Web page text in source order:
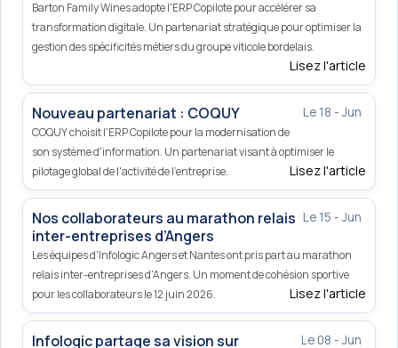
Barton Family Wines adopte l'ERP Copilote pour accélérer sa
transformation digitale. Un partenariat stratégique pour optimiser la
gestion des spécificités métiers du groupe viticole bordelais.
Lisez l'article
Le 18 - Jun
Nouveau partenariat : COQUY
COQUY choisit l'ERP Copilote pour la modernisation de
son système d'information. Un partenariat visant à optimiser le
pilotage global de l'activité de l'entreprise.
Lisez l'article
Le 15 - Jun
Nos collaborateurs au marathon relais
inter-entreprises d’Angers
Les équipes d'Infologic Angers et Nantes ont pris part au marathon
relais inter-entreprises d'Angers. Un moment de cohésion sportive
pour les collaborateurs le 12 juin 2026.
Lisez l'article
Le 08 - Jun
Infologic partage sa vision sur